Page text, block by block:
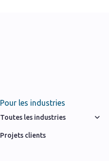
Pour les industries
Toutes les industries
Projets clients